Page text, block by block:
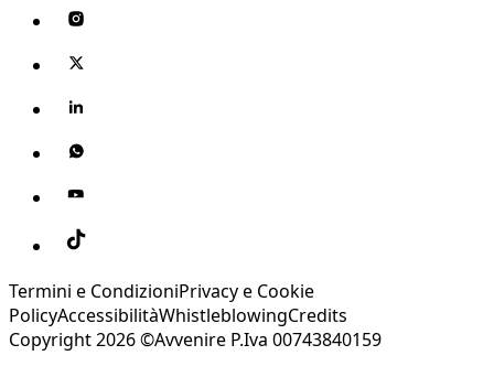
Termini e CondizioniPrivacy e Cookie
PolicyAccessibilitàWhistleblowingCredits
Copyright 2026 ©Avvenire P.Iva 00743840159